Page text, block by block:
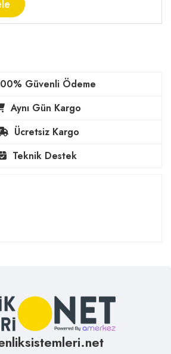
Güvenli Ödeme
Aynı Gün Kargo
Ücretsiz Kargo
Teknik Destek